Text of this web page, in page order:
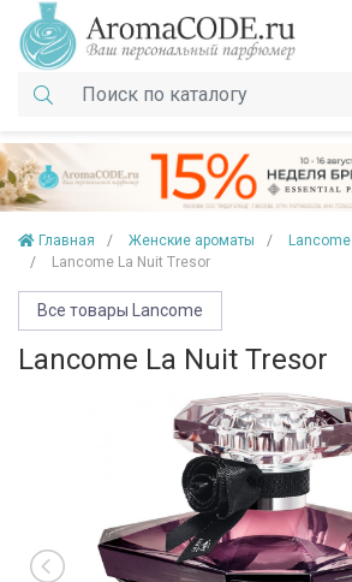
Главная Женские ароматы
Lancome
Lancome La Nuit Tresor
Все товары Lancome
Lancome La Nuit Tresor